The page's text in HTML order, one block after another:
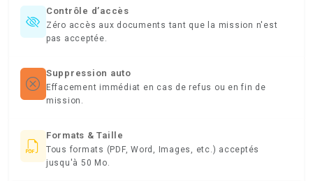
Contrôle d’accès
Zéro accès aux documents tant que la mission n'est
pas acceptée.
Suppression auto
Effacement immédiat en cas de refus ou en fin de
mission.
Formats & Taille
Tous formats (PDF, Word, Images, etc.) acceptés
jusqu'à 50 Mo.